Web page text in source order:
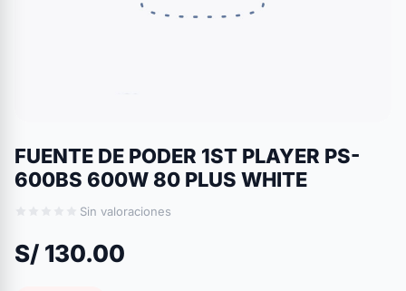
FUENTE DE PODER 1ST PLAYER PS-
600BS 600W 80 PLUS WHITE
Sin valoraciones
S/ 130.00